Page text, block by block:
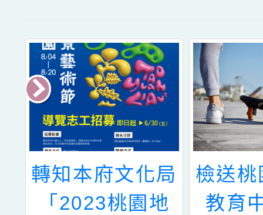
轉知本府文化局
「2023桃園地
檢送
教育